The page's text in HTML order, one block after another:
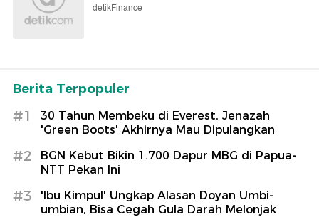
detikFinance
Berita Terpopuler
#1
30 Tahun Membeku di Everest, Jenazah
'Green Boots' Akhirnya Mau Dipulangkan
#2
BGN Kebut Bikin 1.700 Dapur MBG di Papua-
NTT Pekan Ini
#3
'Ibu Kimpul' Ungkap Alasan Doyan Umbi-
umbian, Bisa Cegah Gula Darah Melonjak